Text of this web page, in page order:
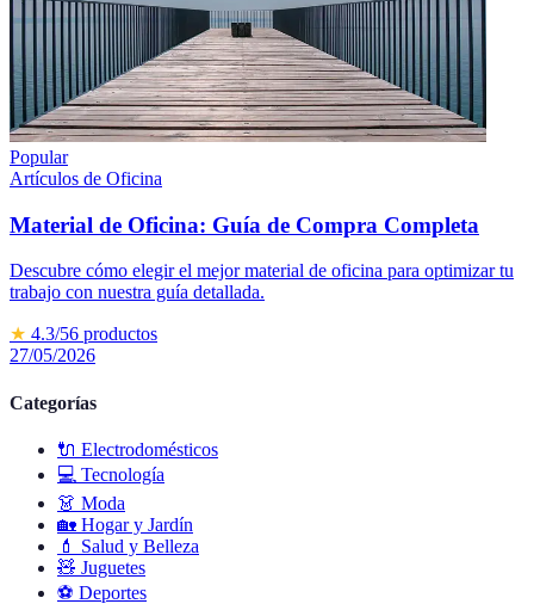
Popular
Artículos de Oficina
Material de Oficina: Guía de Compra Completa
Descubre cómo elegir el mejor material de oficina para optimizar tu
trabajo con nuestra guía detallada.
★ 4.3/56 productos
27/05/2026
Categorías
🔌 Electrodomésticos
💻 Tecnología
👗 Moda
🏡 Hogar y Jardín
💄
Salud y Belleza
🧸 Juguetes
⚽ Deportes